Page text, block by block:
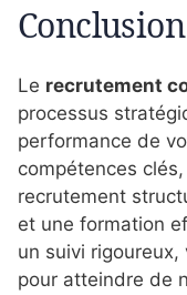
Conclusion
Le recrutement
processus
performance de
compétences
recrutement
et une formation
un suivi
pour atteindre de